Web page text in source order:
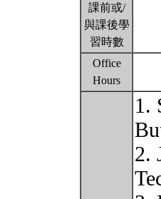
課前或/
與課後學
習時數
Office
Hours
1.
2.